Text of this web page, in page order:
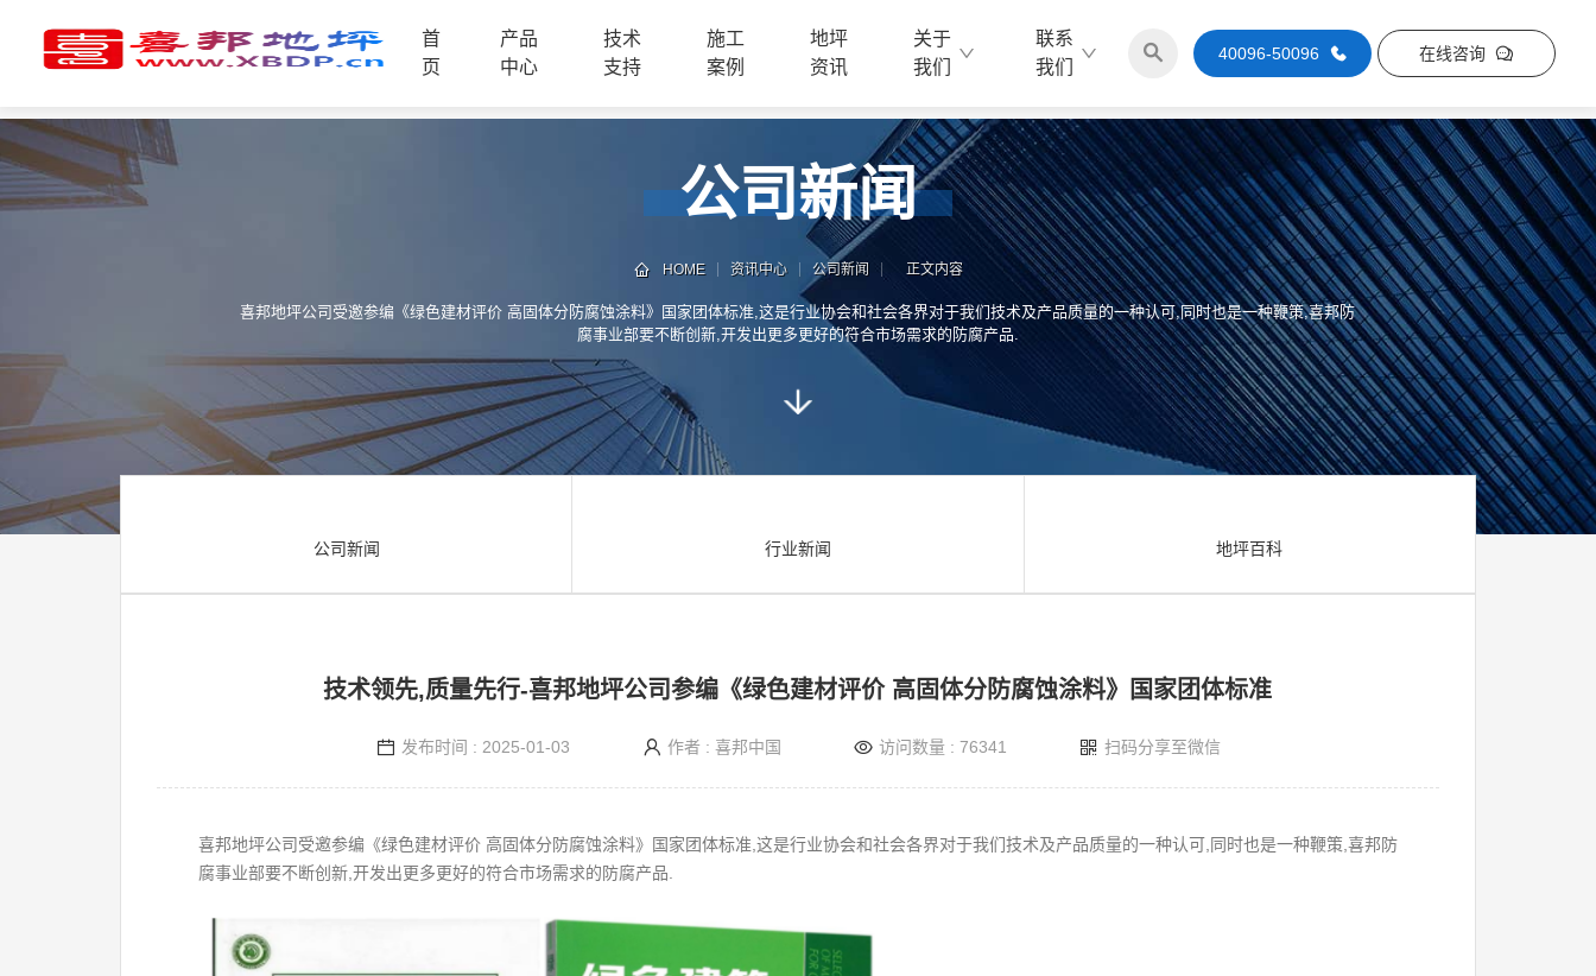
首
页
产品
中心
技术
支持
施工
案例
地坪
资讯
关于
我们
联系
我们
40096-50096 在线咨询
品
中
心
技
术
案
联
系
电
话
公司新闻
HOME 资讯中心 公司新闻 正文内容
喜邦地坪公司受邀参编《绿色建材评价 高固体分防腐蚀涂料》国家团体标准,这是行业协会和社会各界对于我们技术及产品质量的一种认可,同时也是一种鞭策,喜邦防
腐事业部要不断创新,开发出更多更好的符合市场需求的防腐产品.
公司新闻 行业新闻 地坪百科
技术领先,质量先行-喜邦地坪公司参编《绿色建材评价 高固体分防腐蚀涂料》国家团体标准
发布时间 : 2025-01-03 作者 : 喜邦中国 访问数量 : 76341 扫码分享至微信
喜邦地坪公司受邀参编《绿色建材评价 高固体分防腐蚀涂料》国家团体标准,这是行业协会和社会各界对于我们技术及产品质量的一种认可,同时也是一种鞭策,喜邦防
腐事业部要不断创新,开发出更多更好的符合市场需求的防腐产品.